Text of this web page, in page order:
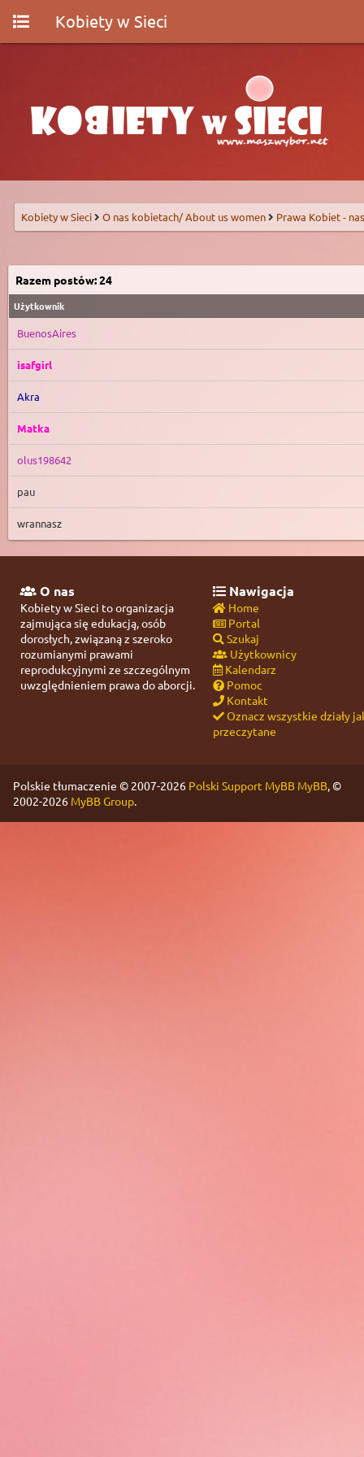
Kobiety w Sieci
Kobiety w Sieci O nas kobietach/ About us women Prawa Kobiet -
Razem postów: 24
Użytkownik
BuenosAires
isafgirl
Akra
Matka
olus198642
pau
wrannasz
O nas
Kobiety w Sieci to organizacja
zajmująca się edukacją, osób
dorosłych, związaną z szeroko
rozumianymi prawami
reprodukcyjnymi ze szczególnym
uwzględnieniem prawa do aborcji.
Nawigacja
Home
Portal
Szukaj
Użytkownicy
Kalendarz
Pomoc
Kontakt
Oznacz wszystkie działy
przeczytane
Polskie tłumaczenie © 2007-2026 Polski Support MyBB MyBB, ©
2002-2026 MyBB Group.